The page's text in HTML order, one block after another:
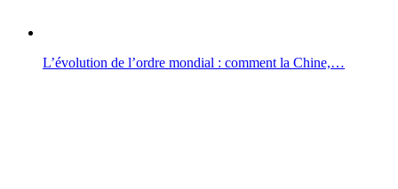
L’évolution de l’ordre mondial : comment la Chine,…